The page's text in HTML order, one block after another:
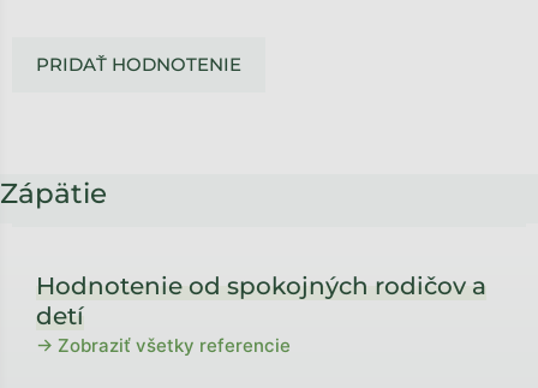
PRIDAŤ HODNOTENIE
Zápätie
Hodnotenie od spokojných rodičov a
detí
→ Zobraziť všetky referencie